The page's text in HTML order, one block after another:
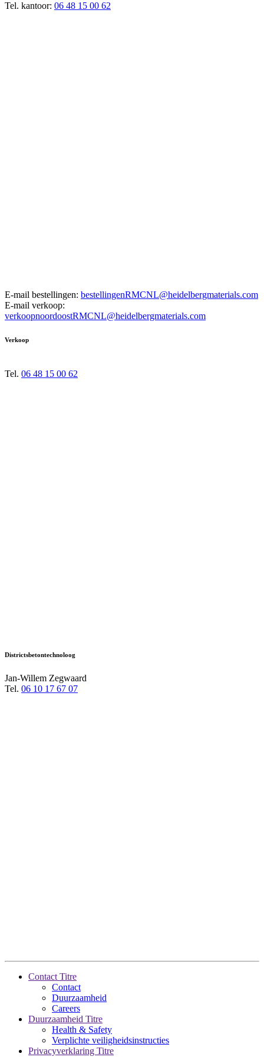
Tel. kantoor: 06 48 15 00 62
E-mail bestellingen: bestellingenRMCNL@heidelbergmaterials.com
E-mail verkoop:
verkoopnoordoostRMCNL@heidelbergmaterials.com
Verkoop
Tel. 06 48 15 00 62
Districtsbetontechnoloog
Jan-Willem Zegwaard
Tel. 06 10 17 67 07
Contact Titre
Contact
Duurzaamheid
Careers
Duurzaamheid Titre
Health & Safety
Verplichte veiligheidsinstructies
Privacyverklaring Titre